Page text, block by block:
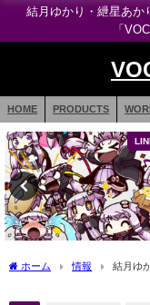
結月ゆかり・紲星あか
「
HOME PRODUCTS
ホーム 情報 結月ゆ